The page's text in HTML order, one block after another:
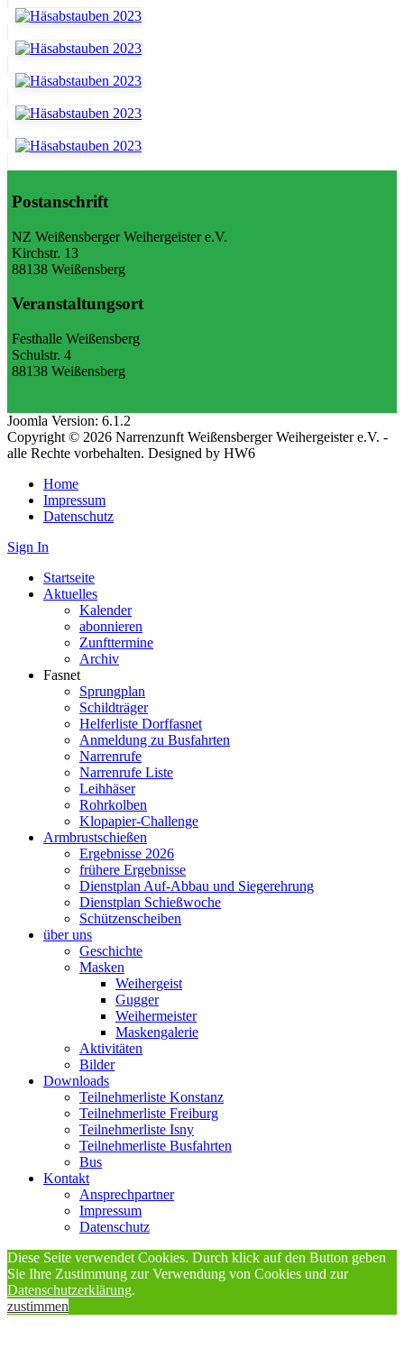
Postanschrift
NZ Weißensberger Weihergeister e.V.
Kirchstr. 13
88138 Weißensberg
Veranstaltungsort
Festhalle Weißensberg
Schulstr. 4
88138 Weißensberg
Joomla Version: 6.1.2
Copyright © 2026 Narrenzunft Weißensberger Weihergeister e.V. -
alle Rechte vorbehalten. Designed by HW6
Home
Impressum
Datenschutz
Sign In
Startseite
Aktuelles
Kalender
abonnieren
Zunfttermine
Archiv
Fasnet
Sprungplan
Schildträger
Helferliste Dorffasnet
Anmeldung zu Busfahrten
Narrenrufe
Narrenrufe Liste
Leihhäser
Rohrkolben
Klopapier-Challenge
Armbrustschießen
Ergebnisse 2026
frühere Ergebnisse
Dienstplan Auf-Abbau und Siegerehrung
Dienstplan Schießwoche
Schützenscheiben
über uns
Geschichte
Masken
Weihergeist
Gugger
Weihermeister
Maskengalerie
Aktivitäten
Bilder
Downloads
Teilnehmerliste Konstanz
Teilnehmerliste Freiburg
Teilnehmerliste Isny
Teilnehmerliste Busfahrten
Bus
Kontakt
Ansprechpartner
Impressum
Datenschutz
Diese Seite verwendet Cookies. Durch klick auf den Button geben
Sie Ihre Zustimmung zur Verwendung von Cookies und zur
Datenschutzerklärung.
zustimmen